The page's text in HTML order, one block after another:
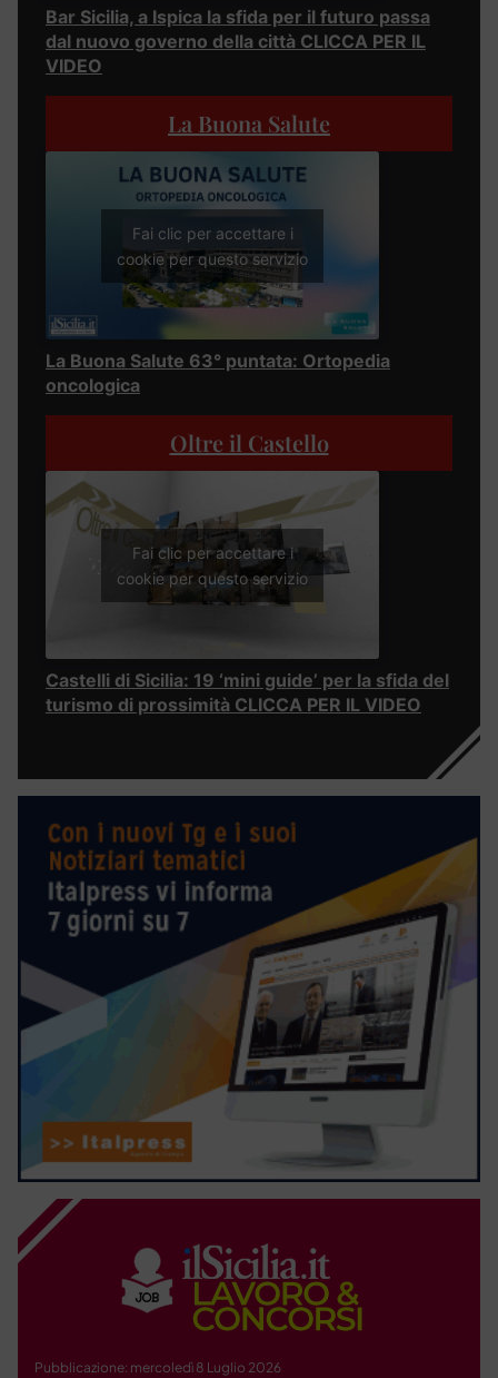
Bar Sicilia, a Ispica la sfida per il futuro passa
dal nuovo governo della città CLICCA PER IL
VIDEO
La Buona Salute
Fai clic per accettare i
cookie per questo servizio
La Buona Salute 63° puntata: Ortopedia
oncologica
Oltre il Castello
Fai clic per accettare i
cookie per questo servizio
Castelli di Sicilia: 19 ‘mini guide’ per la sfida del
turismo di prossimità CLICCA PER IL VIDEO
Pubblicazione: mercoledì 8 Luglio 2026